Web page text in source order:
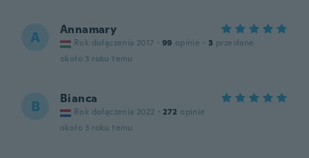
A Annamary
Rok dołączenia 2017 · 99 opinie · 3 przesłane
około 3 roku temu
B Bianca
Rok dołączenia 2022 · 272 opinie
około 3 roku temu